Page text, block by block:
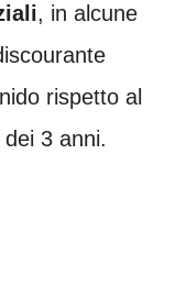
, in alcune
rispetto al
3 anni.